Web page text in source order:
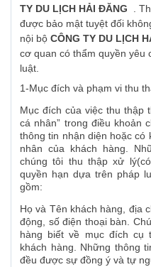
TY DU LỊCH HẢI ĐĂNG .
được bảo mật tuyệt đối
nội bộ CÔNG TY DU LỊCH
cơ quan có thẩm quyền yêu
luật.
1-Mục đích và phạm vi thu
Mục đích của việc thu thập
cá nhân” trong điều khoản
thông tin nhận diện hoặc có
nhân của khách hàng.
chúng tôi thu thập xử
quyền hạn dựa trên pháp
gồm:
Họ và Tên khách hàng, địa
động, số điện thoại bàn.
hàng biết về mục đích cụ
khách hàng. Những thông
đều được sự đồng ý và tự